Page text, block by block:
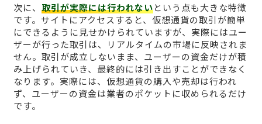
次に、 取引が実際には行われないという点も大きな特徴
です。サイトにアクセスすると、仮想通貨の取引が簡単
にできるように見せかけられていますが、実際にはユー
ザーが行った取引は、リアルタイムの市場に反映されま
せん。取引が成立しないまま、ユーザーの資金だけが積
み上げられていき、最終的には引き出すことができなく
なります。実際には、仮想通貨の購入や売却は行われ
ず、ユーザーの資金は業者のポケットに収められるだけ
です。